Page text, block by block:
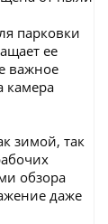
парковки
ее
важное
камера
зимой, так
обзора
даже